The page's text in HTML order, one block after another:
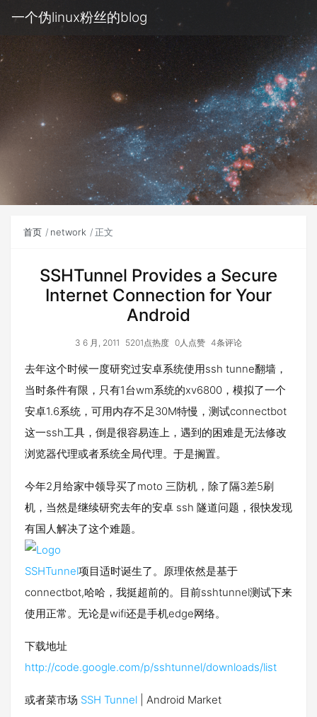
一个伪linux粉丝的blog
首页 network 正文
SSHTunnel Provides a Secure
Internet Connection for Your
Android
3 6 月, 2011 5201点热度 0人点赞 4条评论
去年这个时候一度研究过安卓系统使用ssh tunne翻墙，
当时条件有限，只有1台wm系统的xv6800，模拟了一个
安卓1.6系统，可用内存不足30M特慢，测试connectbot
这一ssh工具，倒是很容易连上，遇到的困难是无法修改
浏览器代理或者系统全局代理。于是搁置。
今年2月给家中领导买了moto 三防机，除了隔3差5刷
机，当然是继续研究去年的安卓 ssh 隧道问题，很快发现
有国人解决了这个难题。
SSHTunnel项目适时诞生了。原理依然是基于
connectbot,哈哈，我挺超前的。目前sshtunnel测试下来
使用正常。无论是wifi还是手机edge网络。
下载地址
http://code.google.com/p/sshtunnel/downloads/list
或者菜市场 SSH Tunnel | Android Market